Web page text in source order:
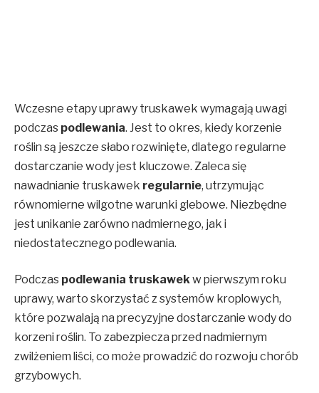
Wczesne etapy uprawy truskawek wymagają uwagi
podczas podlewania. Jest to okres, kiedy korzenie
roślin są jeszcze słabo rozwinięte, dlatego regularne
dostarczanie wody jest kluczowe. Zaleca się
nawadnianie truskawek regularnie, utrzymując
równomierne wilgotne warunki glebowe. Niezbędne
jest unikanie zarówno nadmiernego, jak i
niedostatecznego podlewania.
Podczas podlewania truskawekw pierwszym roku
uprawy, warto skorzystać z systemów kroplowych,
które pozwalają na precyzyjne dostarczanie wody do
korzeni roślin. To zabezpiecza przed nadmiernym
zwilżeniem liści, co może prowadzić do rozwoju chorób
grzybowych.